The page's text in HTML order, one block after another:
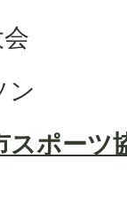
ン
スポーツ